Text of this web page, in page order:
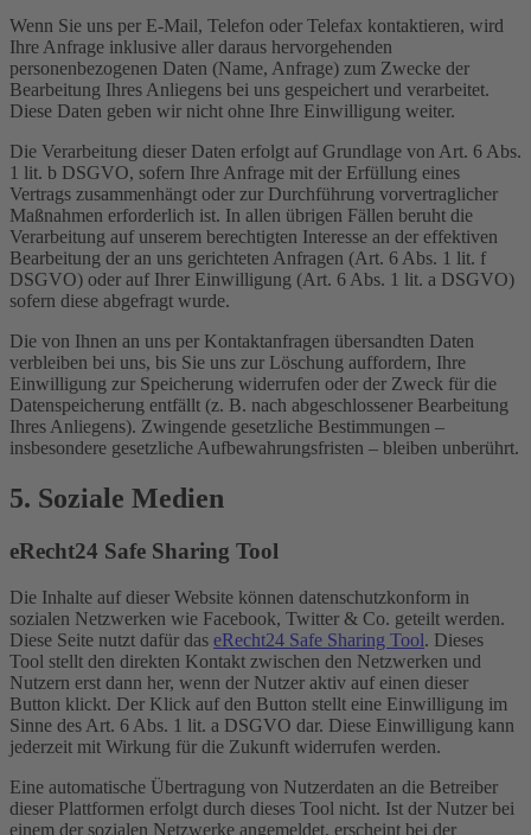
Wenn Sie uns per E-Mail, Telefon oder Telefax kontaktieren, wird
Ihre Anfrage inklusive aller daraus hervorgehenden
personenbezogenen Daten (Name, Anfrage) zum Zwecke der
Bearbeitung Ihres Anliegens bei uns gespeichert und verarbeitet.
Diese Daten geben wir nicht ohne Ihre Einwilligung weiter.
Die Verarbeitung dieser Daten erfolgt auf Grundlage von Art. 6 Abs.
1 lit. b DSGVO, sofern Ihre Anfrage mit der Erfüllung eines
Vertrags zusammenhängt oder zur Durchführung vorvertraglicher
Maßnahmen erforderlich ist. In allen übrigen Fällen beruht die
Verarbeitung auf unserem berechtigten Interesse an der effektiven
Bearbeitung der an uns gerichteten Anfragen (Art. 6 Abs. 1 lit. f
DSGVO) oder auf Ihrer Einwilligung (Art. 6 Abs. 1 lit. a DSGVO)
sofern diese abgefragt wurde.
Die von Ihnen an uns per Kontaktanfragen übersandten Daten
verbleiben bei uns, bis Sie uns zur Löschung auffordern, Ihre
Einwilligung zur Speicherung widerrufen oder der Zweck für die
Datenspeicherung entfällt (z. B. nach abgeschlossener Bearbeitung
Ihres Anliegens). Zwingende gesetzliche Bestimmungen –
insbesondere gesetzliche Aufbewahrungsfristen – bleiben unberührt.
5. Soziale Medien
eRecht24 Safe Sharing Tool
Die Inhalte auf dieser Website können datenschutzkonform in
sozialen Netzwerken wie Facebook, Twitter & Co. geteilt werden.
Diese Seite nutzt dafür das eRecht24 Safe Sharing Tool. Dieses
Tool stellt den direkten Kontakt zwischen den Netzwerken und
Nutzern erst dann her, wenn der Nutzer aktiv auf einen dieser
Button klickt. Der Klick auf den Button stellt eine Einwilligung im
Sinne des Art. 6 Abs. 1 lit. a DSGVO dar. Diese Einwilligung kann
jederzeit mit Wirkung für die Zukunft widerrufen werden.
Eine automatische Übertragung von Nutzerdaten an die Betreiber
dieser Plattformen erfolgt durch dieses Tool nicht. Ist der Nutzer bei
einem der sozialen Netzwerke angemeldet, erscheint bei der